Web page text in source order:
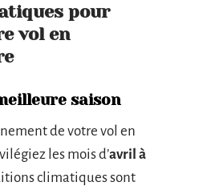
pour
vol en
saison
de votre vol en
les mois d’avril à
climatiques sont